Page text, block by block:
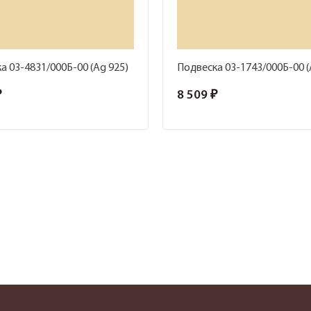
03-4831/000Б-00 (Ag 925) Подвеска 03-1743/000Б-00
8 509 ₽